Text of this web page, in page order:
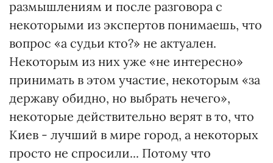
размышлениям и после разговора с
некоторыми из экспертов понимаешь, что
вопрос «а судьи кто?» не актуален.
Некоторым из них уже «не интересно»
принимать в этом участие, некоторым «за
державу обидно, но выбрать нечего»,
некоторые действительно верят в то, что
Киев - лучший в мире город, а некоторых
просто не спросили... Потому что